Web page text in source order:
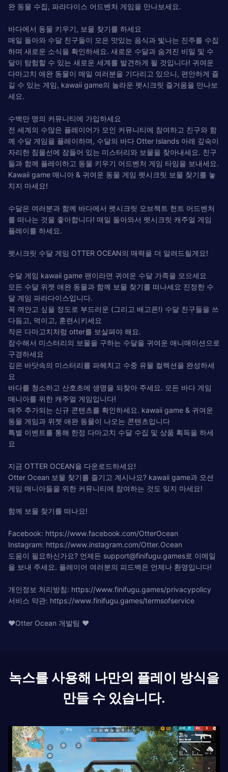
완 동물 수집, 파라다이스 어드벤처 게임을 만나보세요.
바다에서 동물 키우기, 보물 찾기를 하세요
매일 돌아와 수달 친구들이 모은 맛있는 음식과 빛나는 진주를 수집
하며 새로운 소식을 확인하세요. 새로운 수달과 숨겨진 비밀 및 수
달이 탐험할 수 있는 새로운 세계를 발견하게 될 것입니다! 귀여운
다마고치 애완 동물이 매일 여러분을 기다리고 있으니, 편안하게 즐
길 수 있는 게임, kawaii game의 놀라운 펫시크릿 즐거움을 만나보
세요.
수백만 명의 커뮤니티에 가입하세요
전 세계의 수많은 플레이어가 모인 커뮤니티에 참여하고 친구와 함
께 수달 게임을 플레이하며, 수달의 바다 Otter Islands 아래 깊숙이
자리한 침몰선에 잠들어 있는 미스터리와 보물을 찾아내세요. 친구
들과 함께 플레이하고 동물 키우기 어드벤처 게임 타임을 보내세요.
Kawaii game 매니아 & 귀여운 동물 게임 펫시크릿 보물 찾기를 놓
치지 마세요!
수달은 여러분과 함께 바다에서 펫시크릿 오브젝트 헌트 어드벤처
를 떠나는 것을 좋아합니다! 매일 돌아와서 펫시크릿 캐주얼 게임
플레이를 하세요.
펫시크릿 수달 게임 OTTER OCEAN의 매력을 더 알려드릴게요!
수달 게임 kawaii game 팬이라면 귀여운 수달 가족을 모으세요
모든 수달 위젯 애완 동물과 함께 보물 찾기를 떠나세요 진정한 수
달 게임 파라다이스입니다.
꼭 껴안고 싶을 정도로 부드러운 (그리고 배고픈!) 수달 친구들을 쓰
다듬고, 먹이고, 훈련시키세요
작은 다마고치처럼 otter를 보살펴야 해요.
잠수해서 미스터리의 보물을 구하는 수달을 귀여운 애니매이션으로
구경하세요
깊은 바닷속의 미스터리를 파헤치고 수중 유물 컬렉션을 완성하세
요
바다를 청소하고 산호초에 생명을 되찾아 주세요. 모든 바다 게임
매니아를 위한 캐주얼 게임입니다!
매주 추가되는 신규 콘텐츠를 확인하세요. kawaii game & 귀여운
동물 게임과 위젯 애완 동물이 나오는 콘텐츠입니다
특별 이벤트를 통해 한정 다마고치 수달 수집 및 상품 획득을 하세
요
지금 OTTER OCEAN을 다운로드하세요!
Otter Ocean 보물 찾기를 즐기고 계시나요? kawaii game과 오션
게임 매니아들을 위한 커뮤니티에 참여하는 것도 잊지 마세요!
함께 보물 찾기를 떠나요!
Facebook: https://www.facebook.com/OtterOcean
Instagram: https://www.instagram.com/Otter.Ocean
도움이 필요하신가요? 언제든 support@finifugu.games로 이메일
을 보내 주세요. 플레이어 여러분의 피드백은 언제나 환영입니다!
개인정보 처리방침: https://www.finifugu.games/privacypolicy
서비스 약관: https://www.finifugu.games/termsofservice
❤Otter Ocean 개발팀 ❤
녹스를 사용해 나만의 플레이 방식을
만들 수 있습니다.